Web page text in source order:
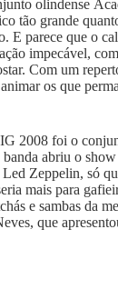
olindense
tão grande
E parece que o
impecável,
Com um
os que
2008 foi o
abriu o
Zeppelin, só
mais para
e sambas da
que